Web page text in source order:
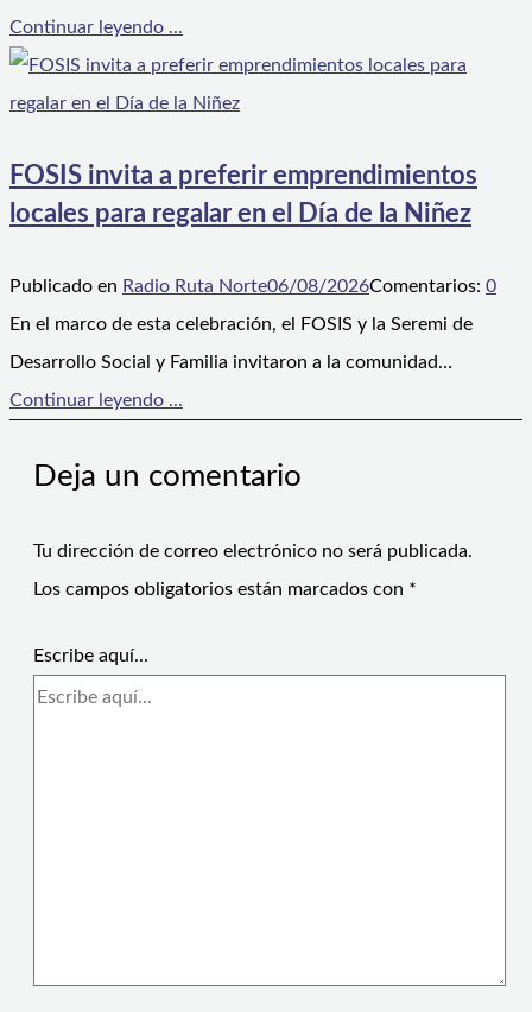
Continuar leyendo ...
FOSIS invita a preferir emprendimientos
locales para regalar en el Día de la Niñez
Publicado en Radio Ruta Norte06/08/2026Comentarios: 0
En el marco de esta celebración, el FOSIS y la Seremi de
Desarrollo Social y Familia invitaron a la comunidad…
Continuar leyendo ...
Deja un comentario
Tu dirección de correo electrónico no será publicada.
Los campos obligatorios están marcados con *
Escribe aquí...